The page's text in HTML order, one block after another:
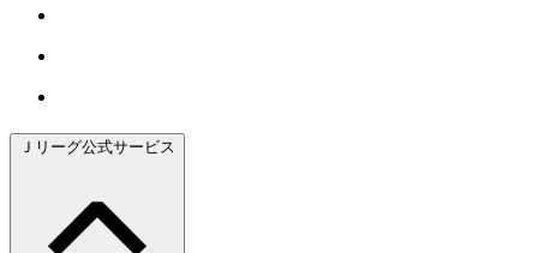
Ｊリーグ公式サービス